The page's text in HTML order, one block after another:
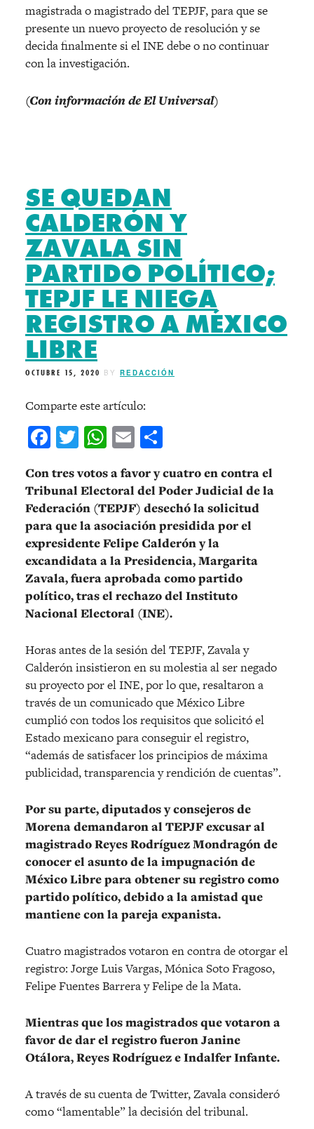
magistrada o magistrado del TEPJF, para que se
presente un nuevo proyecto de resolución y se
decida finalmente si el INE debe o no continuar
con la investigación.
(Con información de El Universal)
SE QUEDAN
CALDERÓN Y
ZAVALA SIN
PARTIDO POLÍTICO;
TEPJF LE NIEGA
REGISTRO A MÉXICO
LIBRE
OCTUBRE 15, 2020 BY REDACCIÓN
Comparte este artículo:
Facebook
Twitter
WhatsApp
Email
Con tres votos a favor y cuatro en contra el
Tribunal Electoral del Poder Judicial de la
Federación (TEPJF) desechó la solicitud
para que la asociación presidida por el
expresidente Felipe Calderón y la
excandidata a la Presidencia, Margarita
Zavala, fuera aprobada como partido
político, tras el rechazo del Instituto
Nacional Electoral (INE).
Horas antes de la sesión del TEPJF, Zavala y
Calderón insistieron en su molestia al ser negado
su proyecto por el INE, por lo que, resaltaron a
través de un comunicado que México Libre
cumplió con todos los requisitos que solicitó el
Estado mexicano para conseguir el registro,
“además de satisfacer los principios de máxima
publicidad, transparencia y rendición de cuentas”.
Por su parte, diputados y consejeros de
Morena demandaron al TEPJF excusar al
magistrado Reyes Rodríguez Mondragón de
conocer el asunto de la impugnación de
México Libre para obtener su registro como
partido político, debido a la amistad que
mantiene con la pareja expanista.
Cuatro magistrados votaron en contra de otorgar el
registro: Jorge Luis Vargas, Mónica Soto Fragoso,
Felipe Fuentes Barrera y Felipe de la Mata.
Mientras que los magistrados que votaron a
favor de dar el registro fueron Janine
Otálora, Reyes Rodríguez e Indalfer Infante.
A través de su cuenta de Twitter, Zavala consideró
como “lamentable” la decisión del tribunal.